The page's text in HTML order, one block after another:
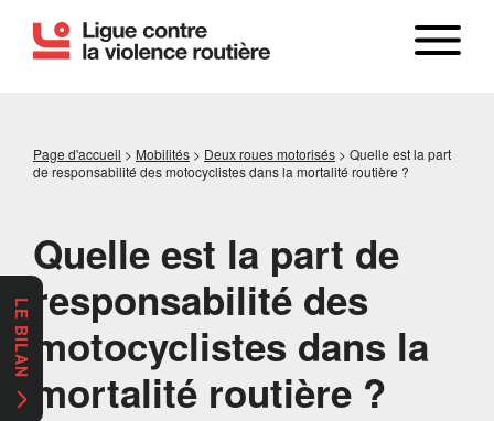
Page d'accueil > Mobilités > Deux roues motorisés > Quelle est la part
de responsabilité des motocyclistes dans la mortalité routière ?
Quelle est la part de
responsabilité des
motocyclistes dans la
mortalité routière ?
LE BILAN